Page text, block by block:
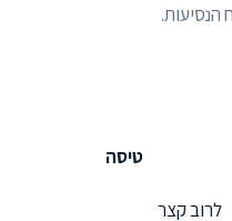
הנסיעות.
טיסה
לרוב קצר